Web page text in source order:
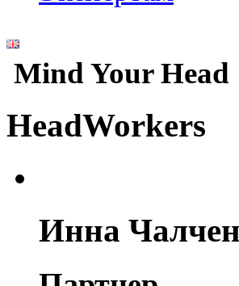
Mind Your Head
HeadWorkers
Инна